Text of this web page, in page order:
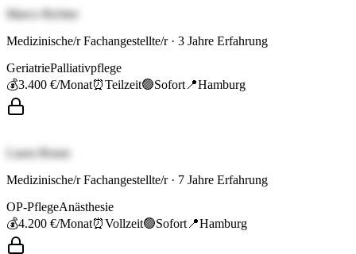
Marco Richter
Medizinische/r Fachangestellte/r· 3 Jahre Erfahrung
GeriatriePalliativpflege
💰3.400 €/Monat⏰Teilzeit🟢Sofort 📍Hamburg
Laura Braun
Medizinische/r Fachangestellte/r· 7 Jahre Erfahrung
OP-PflegeAnästhesie
💰4.200 €/Monat⏰Vollzeit🟢Sofort 📍Hamburg